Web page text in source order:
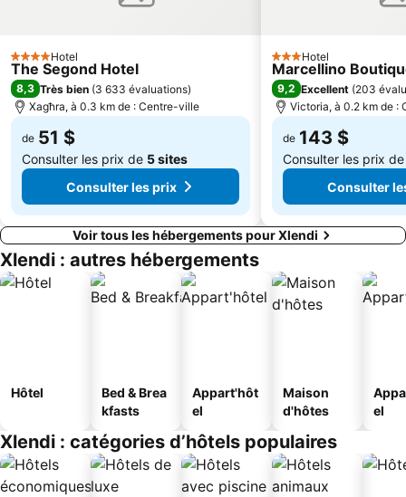
4 ÉtoilesHotel
The Segond Hotel
8,3 Très bien (3 633 évaluations)
Xagħra, à 0.3 km de : Centre-ville
de 51 $
Consulter les prix de 5 sites
Consulter les prix
3 Étoiles
Hotel
Marcellino
9,2 Excellent (203
Victoria, à 0.2 km de :
de 143 $
Consulter les prix
Consulter
Voir tous les hébergements pour Xlendi
Xlendi : autres hébergements
Hôtel
Bed & Brea
kfasts
Appart'hôt
el
Maison
d'hôtes
el
Xlendi : catégories d’hôtels populaires